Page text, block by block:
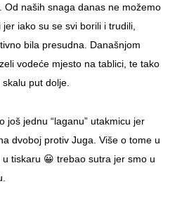
Od naših snaga danas ne možemo
iako su se svi borili i trudili,
bila presudna. Današnjom
vodeće mjesto na tablici, te tako
put dolje.
još jednu “laganu” utakmicu jer
dvoboj protiv Juga. Više o tome u
u tiskaru 😀 trebao sutra jer smo u